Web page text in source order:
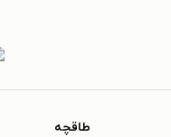
طاقچه